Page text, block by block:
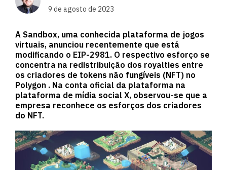
9 de agosto de 2023
A Sandbox, uma conhecida plataforma de jogos
virtuais, anunciou recentemente que está
modificando o EIP-2981. O respectivo esforço se
concentra na redistribuição dos royalties entre
os criadores de tokens não fungíveis (NFT) no
Polygon . Na conta oficial da plataforma na
plataforma de mídia social X, observou-se que a
empresa reconhece os esforços dos criadores
do NFT.